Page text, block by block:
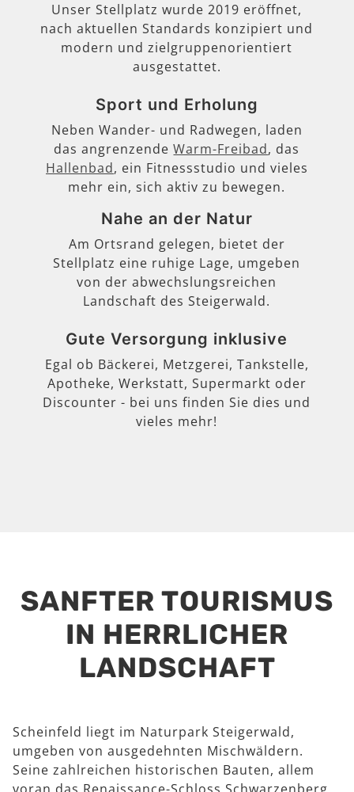
Unser Stellplatz wurde 2019 eröffnet,
nach aktuellen Standards konzipiert und
modern und zielgruppenorientiert
ausgestattet.
Sport und Erholung
Neben Wander- und Radwegen, laden
das angrenzendeWarm-Freibad, das
Hallenbad, ein Fitnessstudio und vieles
mehr ein, sich aktiv zu bewegen.
Nahe an der Natur
Am Ortsrand gelegen, bietet der
Stellplatz eine ruhige Lage, umgeben
von der abwechslungsreichen
Landschaft des Steigerwald.
Gute Versorgung inklusive
Egal ob Bäckerei, Metzgerei, Tankstelle,
Apotheke, Werkstatt, Supermarkt oder
Discounter - bei uns finden Sie dies und
vieles mehr!
SANFTER TOURISMUS
IN HERRLICHER
LANDSCHAFT
Scheinfeld liegt im Naturpark Steigerwald,
umgeben von ausgedehnten Mischwäldern.
Seine zahlreichen historischen Bauten, allem